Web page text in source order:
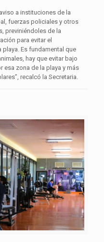
a instituciones de la
fuerzas policiales y otros
previniéndoles de la
para evitar el
Es fundamental que
hay que evitar bajo
esa zona de la playa y más
recalcó la Secretaria.